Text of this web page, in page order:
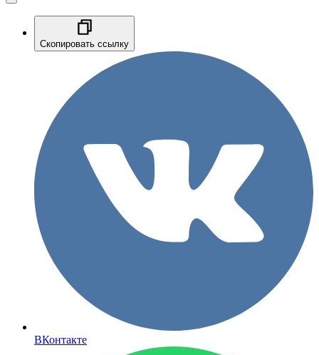
Скопировать ссылку
ВКонтакте